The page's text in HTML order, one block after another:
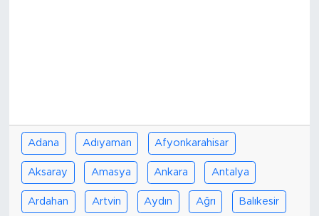
Adana Adıyaman Afyonkarahisar
Aksaray Amasya Ankara Antalya
Ardahan Artvin Aydın Ağrı Balıkesir